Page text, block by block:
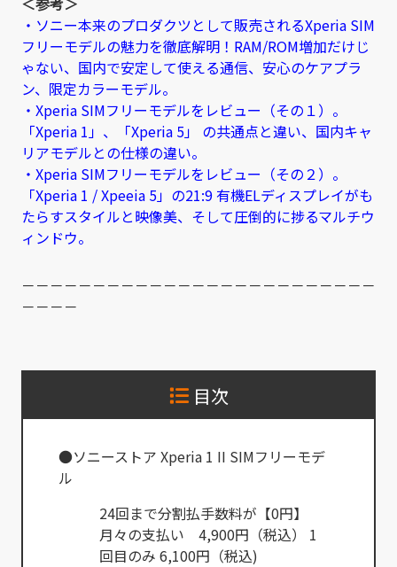
・ソニー本来のプロダクツとして販売されるXperia SIM
フリーモデルの魅力を徹底解明！RAM/ROM増加だけじ
ゃない、国内で安定して使える通信、安心のケアプラ
ン、限定カラーモデル。
・Xperia SIMフリーモデルをレビュー（その１）。
「Xperia 1」、「Xperia 5」 の共通点と違い、国内キャ
リアモデルとの仕様の違い。
・Xperia SIMフリーモデルをレビュー（その２）。
「Xperia 1 / Xpeeia 5」の21:9 有機ELディスプレイがも
たらすスタイルと映像美、そして圧倒的に捗るマルチウ
ィンドウ。
－－－－－－－－－－－－－－－－－－－－－－－－－
－－－－
目次
●ソニーストア Xperia 1 II SIMフリーモデ
ル
24回まで分割払手数料が【0円】
月々の支払い 4,900円（税込） 1
回目のみ 6,100円（税込)